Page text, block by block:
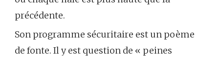
précédente.
Son programme sécuritaire est un poème
de fonte. Il y est question de « peines